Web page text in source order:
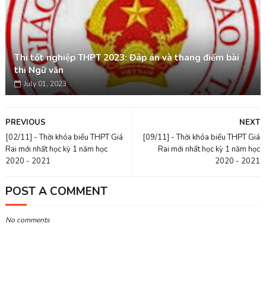
Thi tốt nghiệp THPT 2023: Đáp án và thang điểm bài
thi Ngữ văn
July 01, 2023
NEXT
[09/11] - Thời khóa biểu THPT Giá
Rai mới nhất học kỳ 1 năm học
2020 - 2021
PREVIOUS
[02/11] - Thời khóa biểu THPT Giá
Rai mới nhất học kỳ 1 năm học
2020 - 2021
POST A COMMENT
No comments